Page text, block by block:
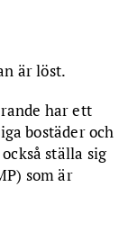
är löst.
har ett
bostäder och
ställa sig
som är